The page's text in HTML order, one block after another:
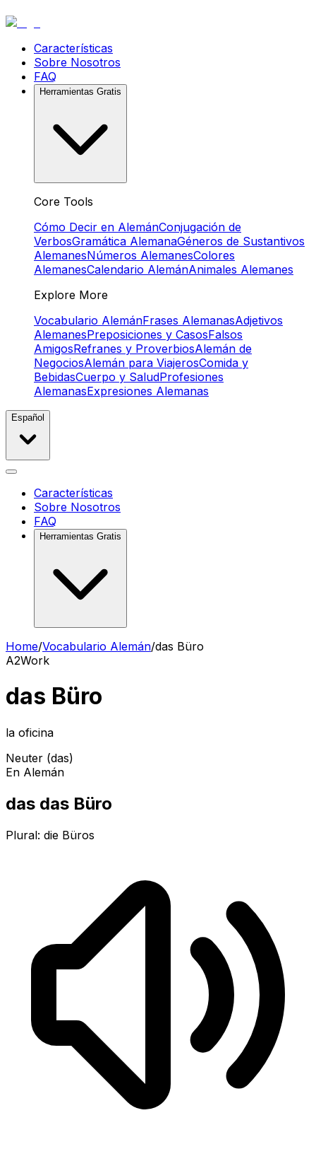
Características
Sobre Nosotros
FAQ
Herramientas Gratis
Core Tools
Cómo Decir en AlemánConjugación de
VerbosGramática AlemanaGéneros de Sustantivos
AlemanesNúmeros AlemanesColores
AlemanesCalendario AlemánAnimales Alemanes
Explore More
Vocabulario AlemánFrases AlemanasAdjetivos
AlemanesPreposiciones y CasosFalsos
AmigosRefranes y ProverbiosAlemán de
NegociosAlemán para ViajerosComida y
BebidasCuerpo y SaludProfesiones
AlemanasExpresiones Alemanas
Español
Características
Sobre Nosotros
FAQ
Herramientas Gratis
Home/Vocabulario Alemán/das Büro
A2Work
das Büro
la oficina
Neuter (das)
En Alemán
das das Büro
Plural: die Büros